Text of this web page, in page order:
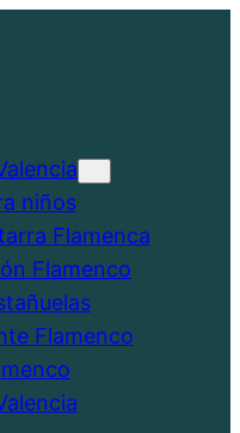
niños
Flamenca
Flamenco
Flamenco